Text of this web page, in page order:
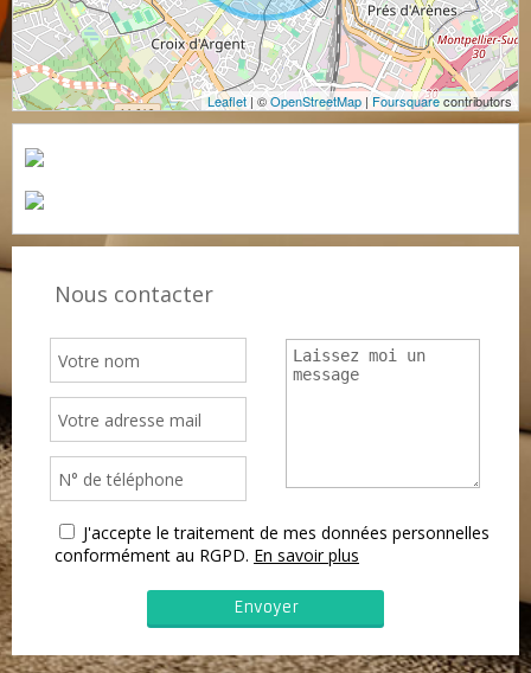
Leaflet | ©OpenStreetMap |Foursquarecontributors
Nous contacter
J'accepte le traitement de mes données personnelles
conformément au RGPD. En savoir plus